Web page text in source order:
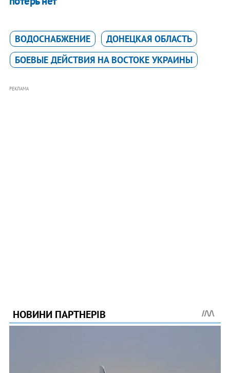
ВОДОСНАБЖЕНИЕ
ДОНЕЦКАЯ ОБЛАСТЬ
БОЕВЫЕ ДЕЙСТВИЯ НА ВОСТОКЕ УКРАИНЫ
РЕКЛАМА